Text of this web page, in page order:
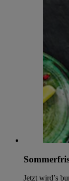
Jetzt wird’s